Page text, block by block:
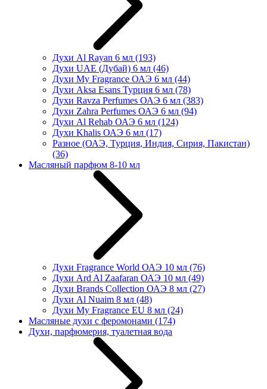
Духи Al Rayan 6 мл (193)
Духи UAE (Дубай) 6 мл (46)
Духи My Fragrance ОАЭ 6 мл (44)
Духи Aksa Esans Турция 6 мл (78)
Духи Ravza Perfumes ОАЭ 6 мл (383)
Духи Zahra Perfumes ОАЭ 6 мл (94)
Духи Al Rehab ОАЭ 6 мл (124)
Духи Khalis ОАЭ 6 мл (17)
Разное (ОАЭ, Турция, Индия, Сирия, Пакистан)
(36)
Масляный парфюм 8-10 мл
Духи Fragrance World ОАЭ 10 мл (76)
Духи Ard Al Zaafaran ОАЭ 10 мл (49)
Духи Brands Collection ОАЭ 8 мл (27)
Духи Al Nuaim 8 мл (48)
Духи My Fragrance EU 8 мл (24)
Масляные духи с феромонами (174)
Духи, парфюмерия, туалетная вода